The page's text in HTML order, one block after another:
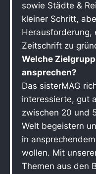
sowie Städte &
kleiner Schritt,
Herausforderung,
Zeitschrift zu
Welche
ansprechen?
Das sisterMAG
interessierte, gut
zwischen 20 und
Welt begeistern
in
wollen. Mit
Themen aus den